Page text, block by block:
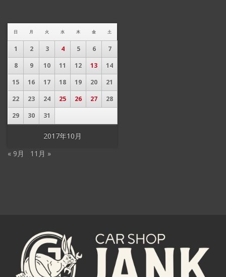
2017年10月
日 月 火 水 木 金 土
1 2 3 4 5 6
7
8
9 10 11 12 13
14
15
16 17 18 19 20
21
22
23 24 25 26 27
28
29
30 31
« 9月 11月 »